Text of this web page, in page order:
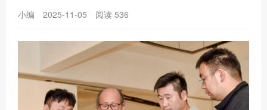
小编 2025-11-05 阅读 536